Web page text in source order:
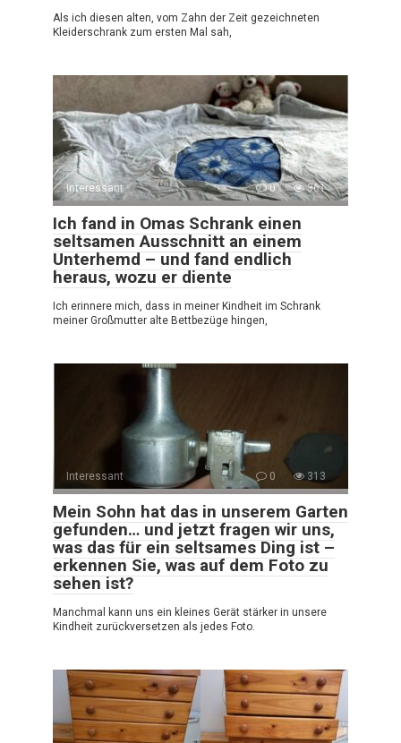
Als ich diesen alten, vom Zahn der Zeit gezeichneten
Kleiderschrank zum ersten Mal sah,
Interessant 0 361
Ich fand in Omas Schrank einen
seltsamen Ausschnitt an einem
Unterhemd – und fand endlich
heraus, wozu er diente
Ich erinnere mich, dass in meiner Kindheit im Schrank
meiner Großmutter alte Bettbezüge hingen,
Interessant 0 313
Mein Sohn hat das in unserem Garten
gefunden… und jetzt fragen wir uns,
was das für ein seltsames Ding ist –
erkennen Sie, was auf dem Foto zu
sehen ist?
Manchmal kann uns ein kleines Gerät stärker in unsere
Kindheit zurückversetzen als jedes Foto.